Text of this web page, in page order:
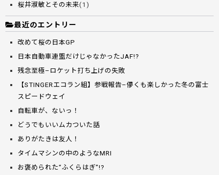
桜井淑敏とその未来(1)
最近のエントリー
改めて桜の日本GP
日本自動車連盟だけじゃなかったJAF!?
残念至極–ロケット打ち上げの失敗
【STINGERエコラン組】参戦報告–儚くも楽しかった冬の富士
スピードウェイ
自転車が、ないっ！
どうでもいいムカついた話
ありがたきは友人！
タイムマシンの中のようなMRI
お褒められた“ふくらはぎ”!?